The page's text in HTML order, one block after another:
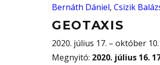
Bernáth Dániel, Csizik
GEOTAXIS
2020. július 17. – október 10.
Megnyitó: 2020. július 16.